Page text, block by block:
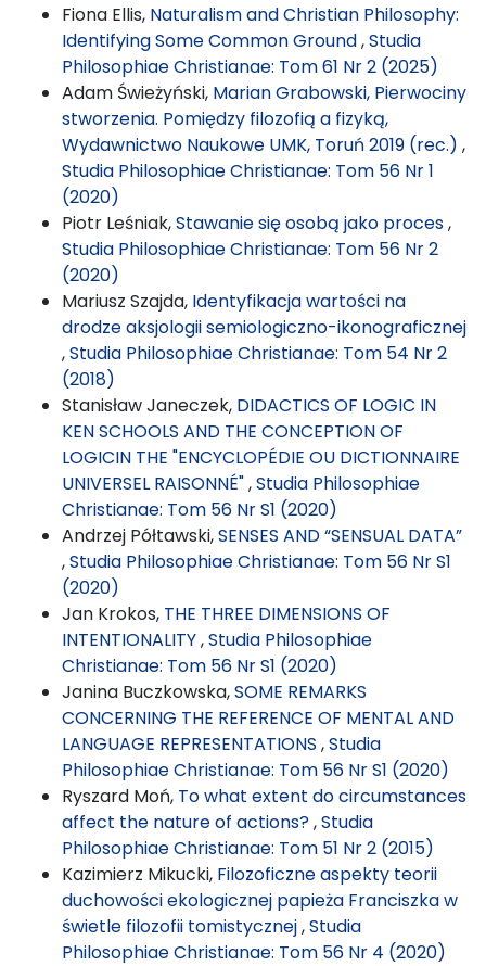
Fiona Ellis, Naturalism and Christian Philosophy:
Identifying Some Common Ground,Studia
Philosophiae Christianae: Tom 61 Nr 2 (2025)
Adam Świeżyński, Marian Grabowski, Pierwociny
stworzenia. Pomiędzy filozofią a fizyką,
Wydawnictwo Naukowe UMK, Toruń 2019 (rec.) ,
Studia Philosophiae Christianae: Tom 56 Nr 1
(2020)
Piotr Leśniak,Stawanie się osobą jako proces,
Studia Philosophiae Christianae: Tom 56 Nr 2
(2020)
Mariusz Szajda, Identyfikacja wartości na
drodze aksjologii semiologiczno-ikonograficznej
,Studia Philosophiae Christianae: Tom 54 Nr 2
(2018)
Stanisław Janeczek, DIDACTICS OF LOGIC IN
KEN SCHOOLS AND THE CONCEPTION OF
LOGICIN THE "ENCYCLOPÉDIE OU DICTIONNAIRE
UNIVERSEL RAISONNÉ",Studia Philosophiae
Christianae: Tom 56 Nr S1 (2020)
Andrzej Półtawski,SENSES AND “SENSUAL DATA”
,Studia Philosophiae Christianae: Tom 56 Nr S1
(2020)
Jan Krokos, THE THREE DIMENSIONS OF
INTENTIONALITY,Studia Philosophiae
Christianae: Tom 56 Nr S1 (2020)
Janina Buczkowska,SOME REMARKS
CONCERNING THE REFERENCE OF MENTAL AND
LANGUAGE REPRESENTATIONS ,Studia
Philosophiae Christianae: Tom 56 Nr S1 (2020)
Ryszard Moń, To what extent do circumstances
affect the nature of actions?,Studia
Philosophiae Christianae: Tom 51 Nr 2 (2015)
Kazimierz Mikucki, Filozoficzne aspekty teorii
duchowości ekologicznej papieża Franciszka w
świetle filozofii tomistycznej,Studia
Philosophiae Christianae: Tom 56 Nr 4 (2020)